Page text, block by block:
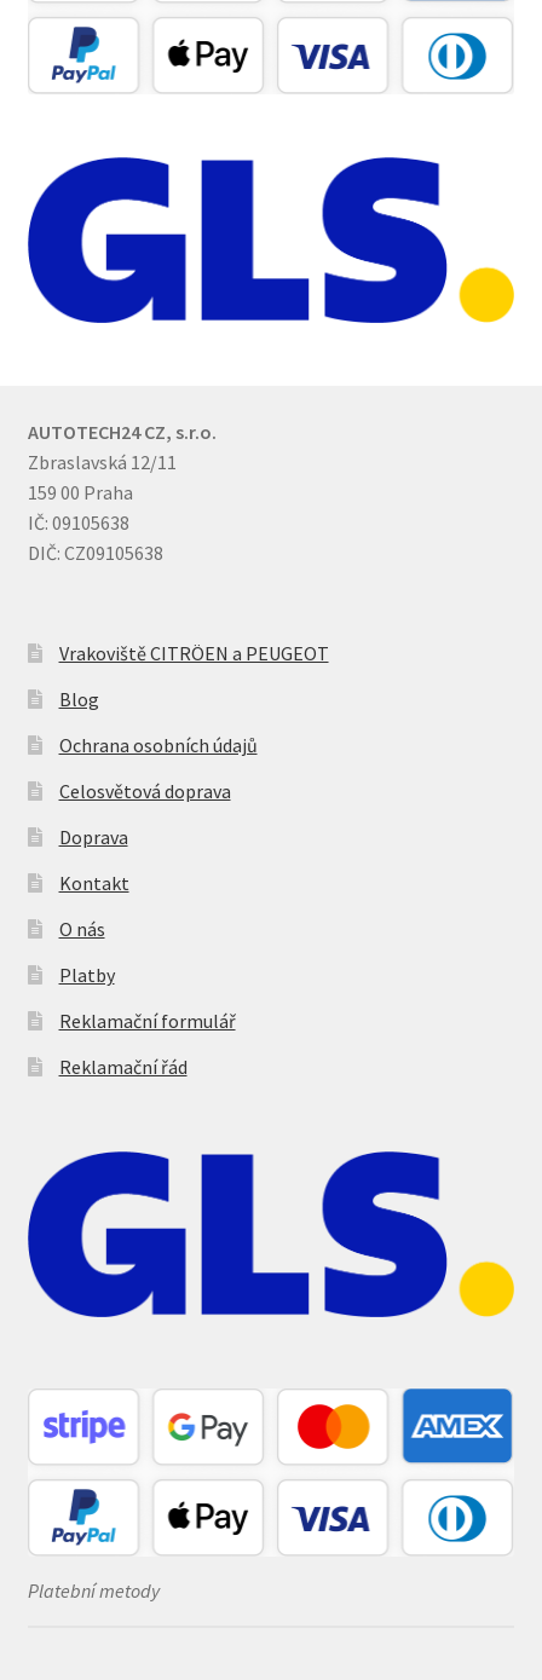
AUTOTECH24 CZ, s.r.o.
Zbraslavská 12/11
159 00 Praha
IČ: 09105638
DIČ: CZ09105638
Vrakoviště CITRÖEN a PEUGEOT
Blog
Ochrana osobních údajů
Celosvětová doprava
Doprava
Kontakt
O nás
Platby
Reklamační formulář
Reklamační řád
Platební metody